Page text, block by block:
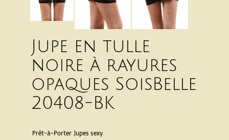
Jupe en tulle
noire à rayures
opaques SoisBelle
20408-BK
Prêt-à-Porter Jupes sexy